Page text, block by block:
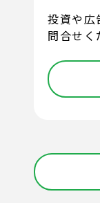
投資や広
問合せく